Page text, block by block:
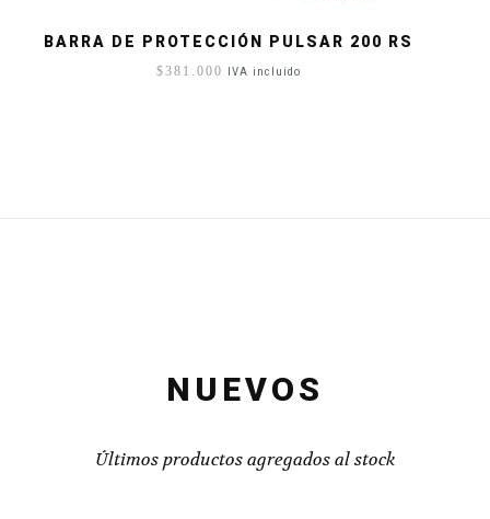
BARRA DE PROTECCIÓN PULSAR 200 RS
$381.000 IVA incluido
NUEVOS
Últimos productos agregados al stock